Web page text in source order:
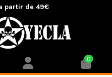
partir de 49€
0